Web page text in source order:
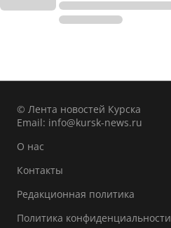
© Лента новостей Курска
Email: info@kursk-news.ru
О нас
Контакты
Редакционная политика
Политика конфиденциальности